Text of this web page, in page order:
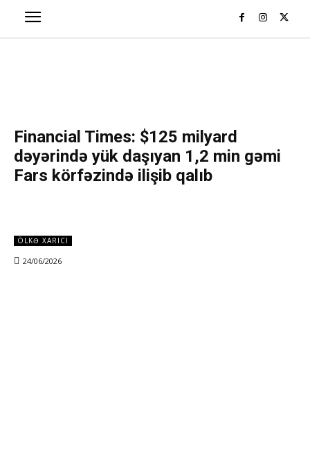
Financial Times: $125 milyard
dəyərində yük daşıyan 1,2 min gəmi
Fars körfəzində ilişib qalıb
ÖLKƏ XARICI
24/06/2026